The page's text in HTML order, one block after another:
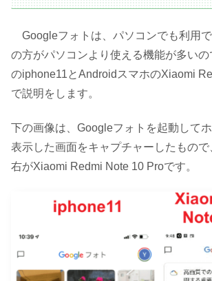
Googleフォトは、パソコンでも利用
の方がパソコンより使える機能が多い
のiphone11とAndroidスマホのXiaomi
で説明をします。
下の画像は、Googleフォトを起動して
表示した画面をキャプチャーしたもので
右がXiaomi Redmi Note 10 Proです。